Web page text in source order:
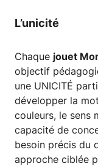
L’unicité
Chaque jouet
objectif
une UNICITÉ
développer la
couleurs, le sens
capacité de
besoin précis du
approche ciblée